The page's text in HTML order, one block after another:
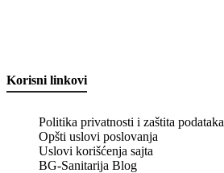
Korisni linkovi
Politika privatnosti i zaštita podataka
Opšti uslovi poslovanja
Uslovi korišćenja sajta
BG-Sanitarija Blog